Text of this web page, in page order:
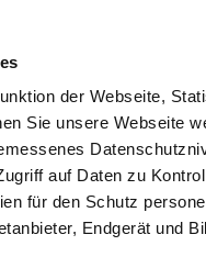
der Webseite,
Sie unsere Webseite
auf Daten zu
für den Schutz
Endgerät und